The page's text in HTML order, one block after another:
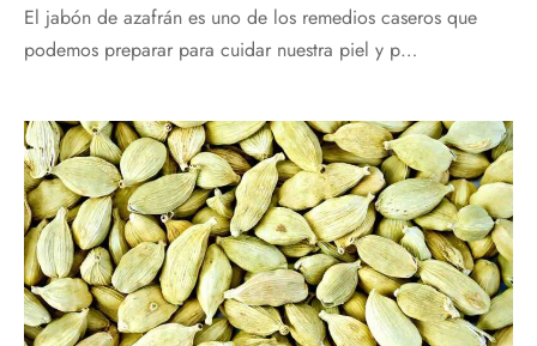
El jabón de azafrán es uno de los remedios caseros que
podemos preparar para cuidar nuestra piel y p…